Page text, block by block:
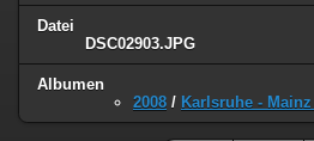
Datei
DSC02903.JPG
Albumen
2008 / Karlsruhe - Mainz